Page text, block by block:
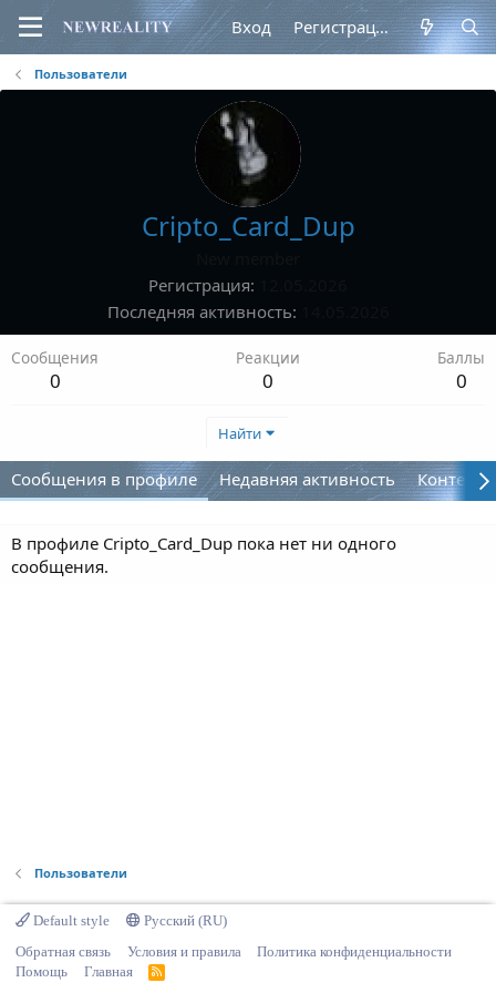
Вход Регистрация
Пользователи
Cripto_Card_Dup
Регистрация
Последняя активность
Сообщения
0
Реакции
0
Баллы
0
Найти
Сообщения в профиле Недавняя активность Контент
В профиле Cripto_Card_Dup пока нет ни одного
сообщения.
Пользователи
Default style
Русский (RU)
Обратная связь
Условия и правила
Политика конфиденциальности
Помощь
Главная
R